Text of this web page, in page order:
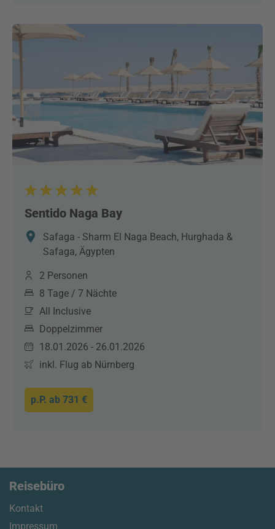
Sentido Naga Bay
Safaga - Sharm El Naga Beach, Hurghada &
Safaga, Ägypten
2 Personen
8 Tage / 7 Nächte
All Inclusive
Doppelzimmer
18.01.2026 - 26.01.2026
inkl. Flug ab Nürnberg
p.P. ab 731 €
Reisebüro
Kontakt
Impressum